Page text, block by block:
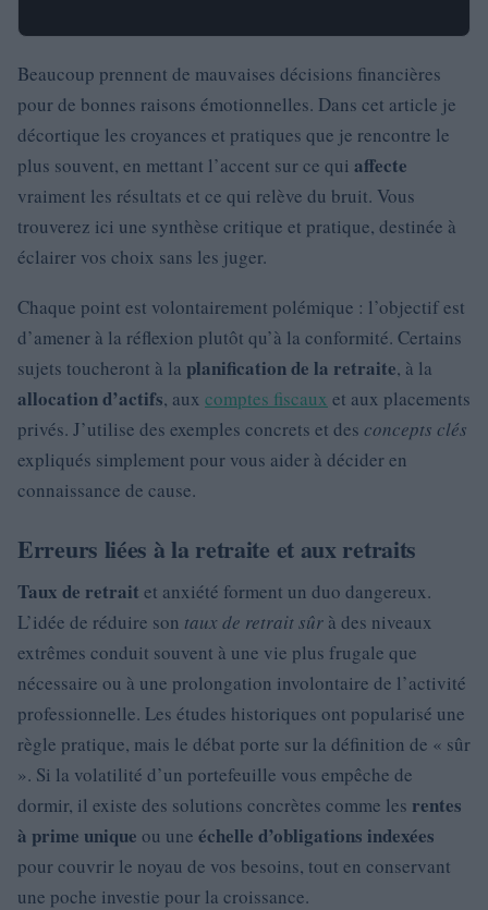
Beaucoup prennent de mauvaises décisions financières
pour de bonnes raisons émotionnelles. Dans cet article je
décortique les croyances et pratiques que je rencontre le
plus souvent, en mettant l’accent sur ce qui affecte
vraiment les résultats et ce qui relève du bruit. Vous
trouverez ici une synthèse critique et pratique, destinée à
éclairer vos choix sans les juger.
Chaque point est volontairement polémique : l’objectif est
d’amener à la réflexion plutôt qu’à la conformité. Certains
sujets toucheront à la planification de la retraite, à la
allocation d’actifs, aux comptes fiscaux et aux placements
privés. J’utilise des exemples concrets et des concepts clés
expliqués simplement pour vous aider à décider en
connaissance de cause.
Erreurs liées à la retraite et aux retraits
Taux de retrait et anxiété forment un duo dangereux.
L’idée de réduire son taux de retrait sûr à des niveaux
extrêmes conduit souvent à une vie plus frugale que
nécessaire ou à une prolongation involontaire de l’activité
professionnelle. Les études historiques ont popularisé une
règle pratique, mais le débat porte sur la définition de « sûr
». Si la volatilité d’un portefeuille vous empêche de
dormir, il existe des solutions concrètes comme les rentes
à prime unique ou une échelle d’obligations indexées
pour couvrir le noyau de vos besoins, tout en conservant
une poche investie pour la croissance.